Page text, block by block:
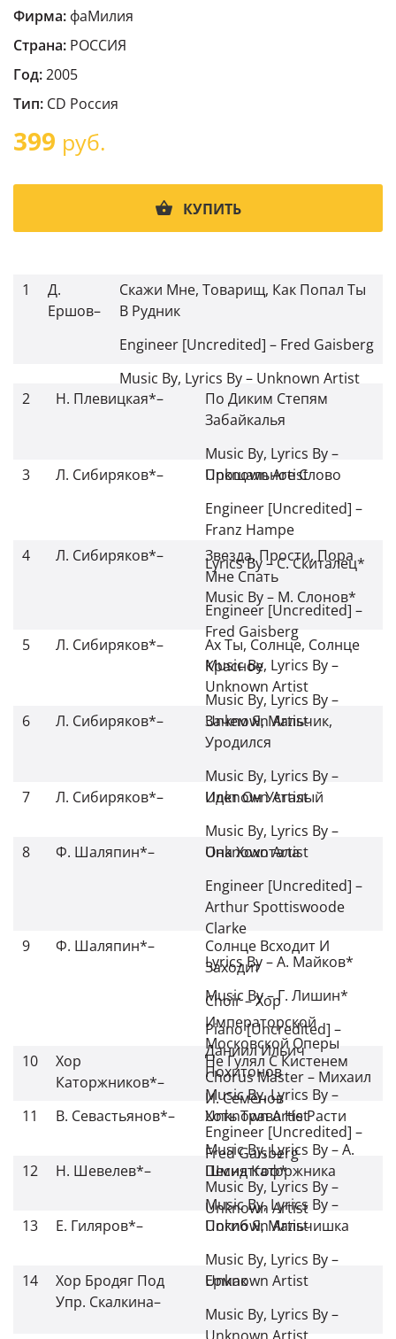
Фирма: фаМилия
Страна: РОССИЯ
Год:2005
Тип: CD Россия
399 руб.
КУПИТЬ
1
Д.
Ершов–
Скажи Мне, Товарищ, Как Попал Ты
В Рудник
Engineer [Uncredited] – Fred Gaisberg
Music By, Lyrics By– Unknown Artist
2
Н. Плевицкая*–
По Диким Степям
Забайкалья
Music By, Lyrics By–
Unknown Artist
3 Л. Сибиряков*–
Прощальное Слово
Engineer [Uncredited] –
Franz Hampe
Lyrics By–С. Скиталец*
Music By– М. Слонов*
4 Л. Сибиряков*–
Звезда, Прости, Пора
Мне Спать
Engineer [Uncredited] –
Fred Gaisberg
Music By, Lyrics By–
Unknown Artist
5 Л. Сибиряков*–
Ах Ты, Солнце, Солнце
Красное
Music By, Lyrics By–
Unknown Artist
6 Л. Сибиряков*–
Зачем Я, Мальчик,
Уродился
Music By, Lyrics By–
Unknown Artist
7 Л. Сибиряков*–
Идет Он Усталый
Music By, Lyrics By–
Unknown Artist
8 Ф. Шаляпин*–
Она Хохотала
Engineer [Uncredited] –
Arthur Spottiswoode
Clarke
Lyrics By–А. Майков*
Music By–Г. Лишин*
Piano [Uncredited] –
Даниил Ильич
Похитонов
9 Ф. Шаляпин*–
Солнце Всходит И
Заходит
Choir–Хор
Императорской
Московской Оперы
Chorus Master– Михаил
И. Семёнов
Engineer [Uncredited] –
Fred Gaisberg
Music By, Lyrics By–
Unknown Artist
10
Хор
Каторжников*–
Не Гулял С Кистенем
Music By, Lyrics By–
Unknown Artist
11 В. Севастьянов*–
Хоть Трава Не Расти
Music By, Lyrics By–А.
Шмидтгоф*
12 Н. Шевелев*–
Песня Каторжника
Music By, Lyrics By–
Unknown Artist
13 Е. Гиляров*–
Погиб Я, Мальчишка
Music By, Lyrics By–
Unknown Artist
14
Хор Бродяг Под
Упр. Скалкина–
Ермак
Music By, Lyrics By–